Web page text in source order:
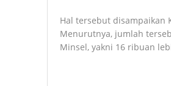
Hal tersebut disampaikan
Menurutnya, jumlah
Minsel, yakni 16 ribuan